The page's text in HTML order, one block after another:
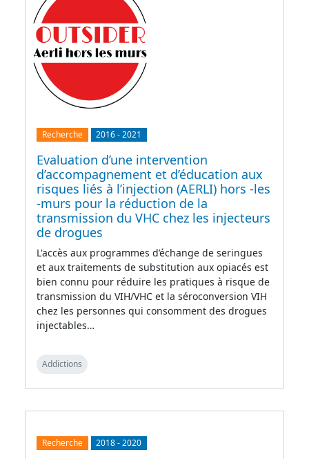
Recherche 2016-2021
Evaluation d’une intervention
d’accompagnement et d’éducation aux
risques liés à l’injection (AERLI) hors -les
-murs pour la réduction de la
transmission du VHC chez les injecteurs
de drogues
L'accès aux programmes d’échange de seringues
et aux traitements de substitution aux opiacés est
bien connu pour réduire les pratiques à risque de
transmission du VIH/VHC et la séroconversion VIH
chez les personnes qui consomment des drogues
injectables…
Addictions
Recherche 2018-2020